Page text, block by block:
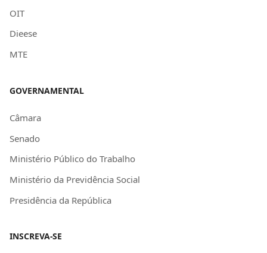
OIT
Dieese
MTE
GOVERNAMENTAL
Câmara
Senado
Ministério Público do Trabalho
Ministério da Previdência Social
Presidência da República
INSCREVA-SE